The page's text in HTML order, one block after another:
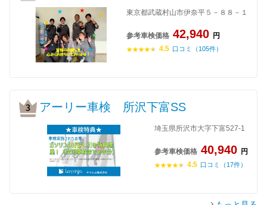
東京都武蔵村山市伊奈平５－８８－１
参考車検価格 42,940 円
4.5 口コミ（105件）
アーリー車検 所沢下富SS
埼玉県所沢市大字下富527-1
参考車検価格 40,940 円
4.5 口コミ（17件）